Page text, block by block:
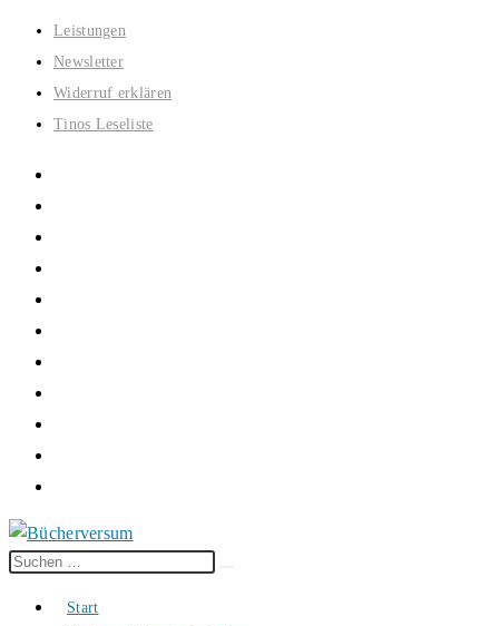
Zum
Inhalt
springen
Leistungen
Newsletter
Widerruf erklären
Tinos Leseliste
Diese
durchsuchen
Start